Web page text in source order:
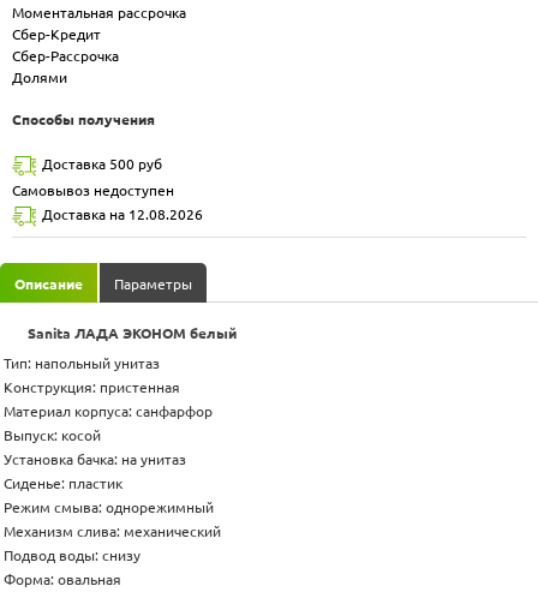
Моментальная рассрочка
Сбер-Кредит
Сбер-Рассрочка
Долями
Способы получения
Доставка 500 руб
Самовывоз недоступен
Доставка на 12.08.2026
Описание Параметры
Sanita ЛАДА ЭКОНОМ белый
Тип: напольный унитаз
Конструкция: пристенная
Материал корпуса: санфарфор
Выпуск: косой
Установка бачка: на унитаз
Сиденье: пластик
Режим смыва: однорежимный
Механизм слива: механический
Подвод воды: снизу
Форма: овальная